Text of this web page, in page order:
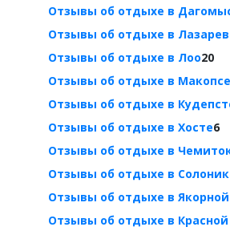
Отзывы об отдыхе в
Отзывы об отдыхе в
Отзывы об отдыхе в Лоо20
Отзывы об отдыхе в Макопсе
Отзывы об отдыхе в
Отзывы об отдыхе в Хосте6
Отзывы об отдыхе в
Отзывы об отдыхе в
Отзывы об отдыхе в
Отзывы об отдыхе в